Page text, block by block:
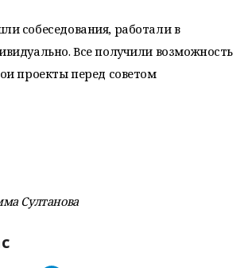
собеседования, работали в
Все получили возможность
проекты перед советом
Султанова